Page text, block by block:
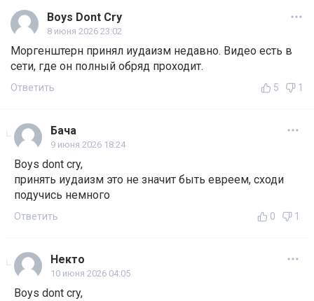
Boys Dont Cry
8 июня 2026 23:02
Моргенштерн принял иудаизм недавно. Видео есть в
сети, где он полный обряд проходит.
Ответить 5 1
Бача
9 июня 2026 18:24
Boys dont cry,
принять иудаизм это не значит быть евреем, сходи
подучись немного
Ответить 0 1
Некто
10 июня 2026 04:05
Boys dont cry,